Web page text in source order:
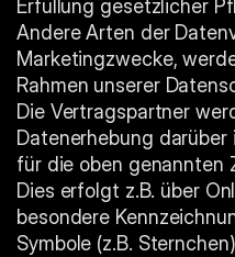
Erfüllung gesetzlicher
Andere Arten der
Marketingzwecke,
Rahmen unserer
Die Vertragspartner
Datenerhebung
für die oben genannten
Dies erfolgt z.B. über
besondere
Symbole (z.B.